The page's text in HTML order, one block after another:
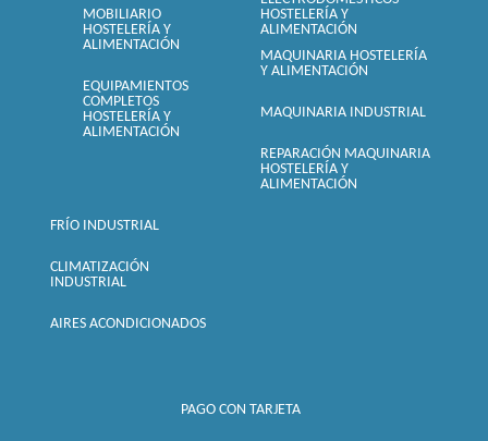
MOBILIARIO
HOSTELERÍA Y
ALIMENTACIÓN
EQUIPAMIENTOS
COMPLETOS
HOSTELERÍA Y
ALIMENTACIÓN
HOSTELERÍA Y
ALIMENTACIÓN
MAQUINARIA HOSTELERÍA
Y ALIMENTACIÓN
MAQUINARIA INDUSTRIAL
REPARACIÓN MAQUINARIA
HOSTELERÍA Y
ALIMENTACIÓN
FRÍO INDUSTRIAL
CLIMATIZACIÓN
INDUSTRIAL
AIRES ACONDICIONADOS
PAGO CON TARJETA